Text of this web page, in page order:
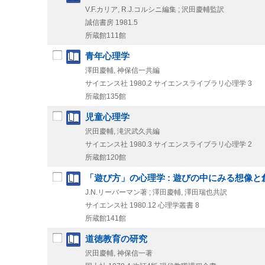
V.F.カリア, R.J.コルシニ編集 ; 沢田慶輔監訳
誠信書房 1981.5
所蔵館111館
青年心理学
澤田慶輔, 神保信一共編
サイエンス社 1980.2 サイエンスライブラリ心理学 3
所蔵館135館
児童心理学
沢田慶輔, 滝沢武久共編
サイエンス社 1980.3 サイエンスライブラリ心理学 2
所蔵館120館
「遊び方」の心理学 : 遊びの中にみる想像と
J.N.リーバーマン著 ; 澤田慶輔, 澤田瑞也共訳
サイエンス社 1980.12 心理学叢書 8
所蔵館141館
道徳教育の研究
沢田慶輔, 神保信一著